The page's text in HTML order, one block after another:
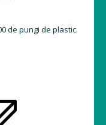
de pungi de plastic.